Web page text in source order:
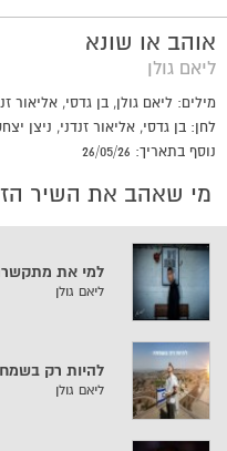
אוהב או שונא
ליאם גולן
מילים: ליאם גולן, בן גדסי, אליאור
לחן: בן גדסי, אליאור זנדני, ניצן
נוסף בתאריך: 26/05/26
מי שאהב את השיר
למי את
ליאם גולן
להיות רק
ליאם גולן